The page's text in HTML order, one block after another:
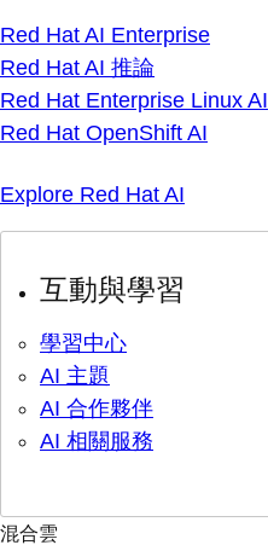
Red Hat AI Enterprise
Red Hat AI 推論
Red Hat Enterprise Linux AI
Red Hat OpenShift AI
Explore Red Hat AI
互動與學習
學習中心
AI 主題
AI 合作夥伴
AI 相關服務
混合雲